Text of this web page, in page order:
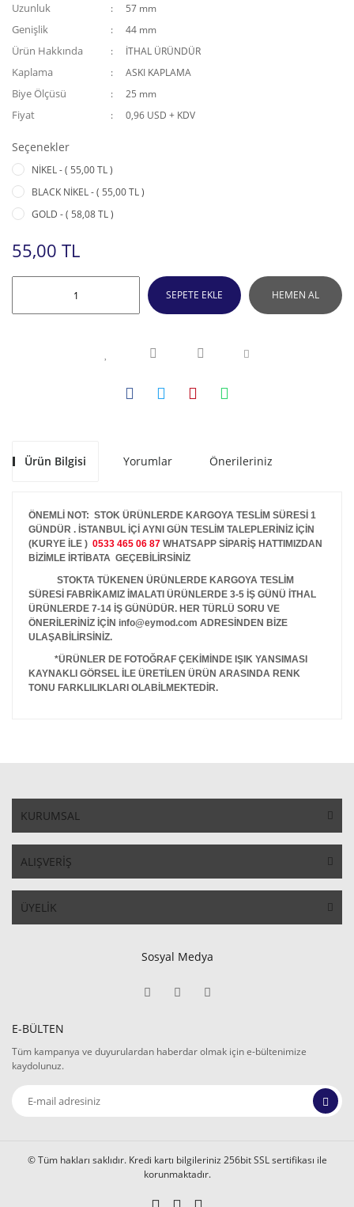
Uzunluk 57 mm
Genişlik 44 mm
Ürün Hakkında İTHAL ÜRÜNDÜR
Kaplama ASKI KAPLAMA
Biye Ölçüsü 25 mm
Fiyat 0,96 USD + KDV
Seçenekler
NİKEL - ( 55,00 TL )
BLACK NİKEL - ( 55,00 TL )
GOLD - ( 58,08 TL )
55,00 TL
SEPETE EKLE HEMEN AL
Ürün Bilgisi Yorumlar Önerileriniz
ÖNEMLİ NOT: STOK ÜRÜNLERDE KARGOYA TESLİM SÜRESİ 1
GÜNDÜR . İSTANBUL İÇİ AYNI GÜN TESLİM TALEPLERİNİZ İÇİN
(KURYE İLE ) 0533 465 06 87 WHATSAPP SİPARİŞ HATTIMIZDAN
BİZİMLE İRTİBATA GEÇEBİLİRSİNİZ
STOKTA TÜKENEN ÜRÜNLERDE KARGOYA TESLİM
SÜRESİ FABRİKAMIZ İMALATI ÜRÜNLERDE 3-5 İŞ GÜNÜ İTHAL
ÜRÜNLERDE 7-14 İŞ GÜNÜDÜR. HER TÜRLÜ SORU VE
ÖNERİLERİNİZ İÇİN info@eymod.com ADRESİNDEN BİZE
ULAŞABİLİRSİNİZ.
*ÜRÜNLER DE FOTOĞRAF ÇEKİMİNDE IŞIK YANSIMASI
KAYNAKLI GÖRSEL İLE ÜRETİLEN ÜRÜN ARASINDA RENK
TONU FARKLILIKLARI OLABİLMEKTEDİR.
KURUMSAL
ALIŞVERİŞ
ÜYELİK
Sosyal Medya
E-BÜLTEN
Tüm kampanya ve duyurulardan haberdar olmak için e-bültenimize
kaydolunuz.
© Tüm hakları saklıdır. Kredi kartı bilgileriniz 256bit SSL sertifikası ile
korunmaktadır.